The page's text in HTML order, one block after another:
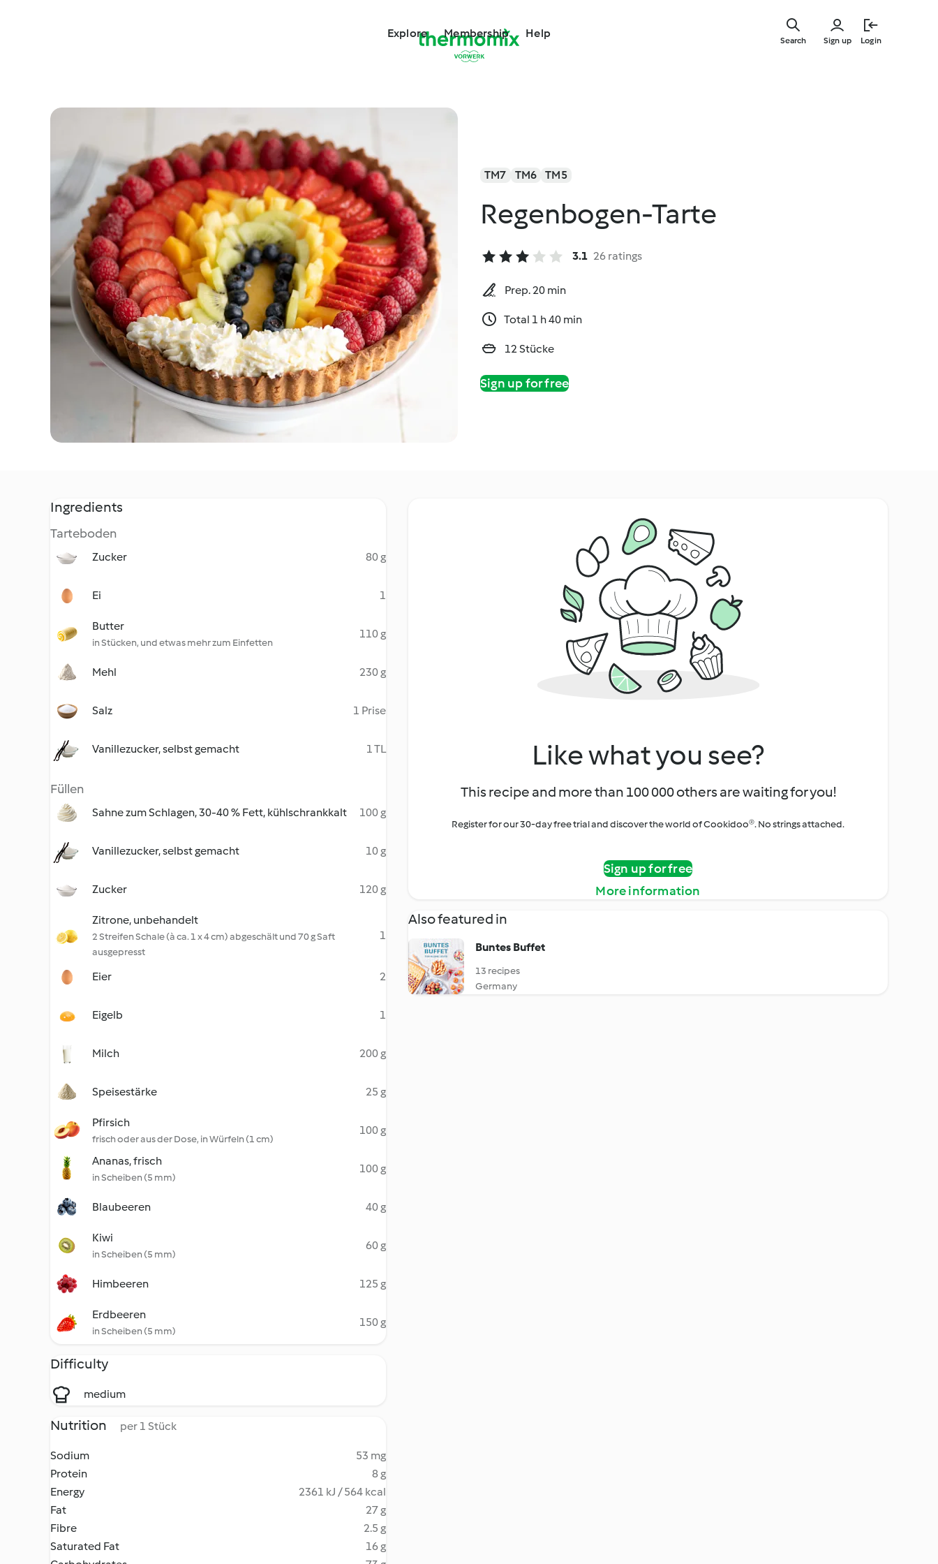
Explore Membership Help
Sign up Login
Search
TM7 TM6 TM5
Regenbogen-Tarte
3.1 26 ratings
Prep. 20 min
Total 1 h 40 min
12 Stücke
Sign up for free
Ingredients
Tarteboden
Zucker 80 g
Ei 1
Butter
in Stücken, und etwas mehr zum Einfetten
110 g
Mehl 230 g
Salz 1 Prise
Vanillezucker, selbst gemacht 1 TL
Füllen
Sahne zum Schlagen, 30-40 % Fett, kühlschrankkalt 100 g
Vanillezucker, selbst gemacht 10 g
Zucker 120 g
Zitrone, unbehandelt
2 Streifen Schale (à ca. 1 x 4 cm) abgeschält und 70 g Saft
ausgepresst
1
Eier 2
Eigelb 1
Milch 200 g
Speisestärke 25 g
Pfirsich
frisch oder aus der Dose, in Würfeln (1 cm)
100 g
Ananas, frisch
in Scheiben (5 mm)
100 g
Blaubeeren 40 g
Kiwi
in Scheiben (5 mm)
60 g
Himbeeren 125 g
Erdbeeren
in Scheiben (5 mm)
150 g
Difficulty
medium
Nutrition per 1 Stück
Sodium
53 mg
Protein
8 g
Energy
2361 kJ / 564 kcal
Fat
27 g
Fibre
2.5 g
Saturated Fat
16 g
Like what you see?
This recipe and more than 100 000 others are waiting for you!
Register for our 30-day free trial and discover the world of Cookidoo®. No strings attached.
Sign up for free
More information
Also featured in
Buntes Buffet
13 recipes
Germany